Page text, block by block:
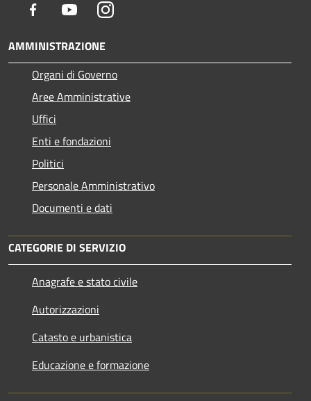
Facebook YoutubeInstagram
AMMINISTRAZIONE
Organi di Governo
Aree Amministrative
Uffici
Enti e fondazioni
Politici
Personale Amministrativo
Documenti e dati
CATEGORIE DI SERVIZIO
Anagrafe e stato civile
Autorizzazioni
Catasto e urbanistica
Educazione e formazione